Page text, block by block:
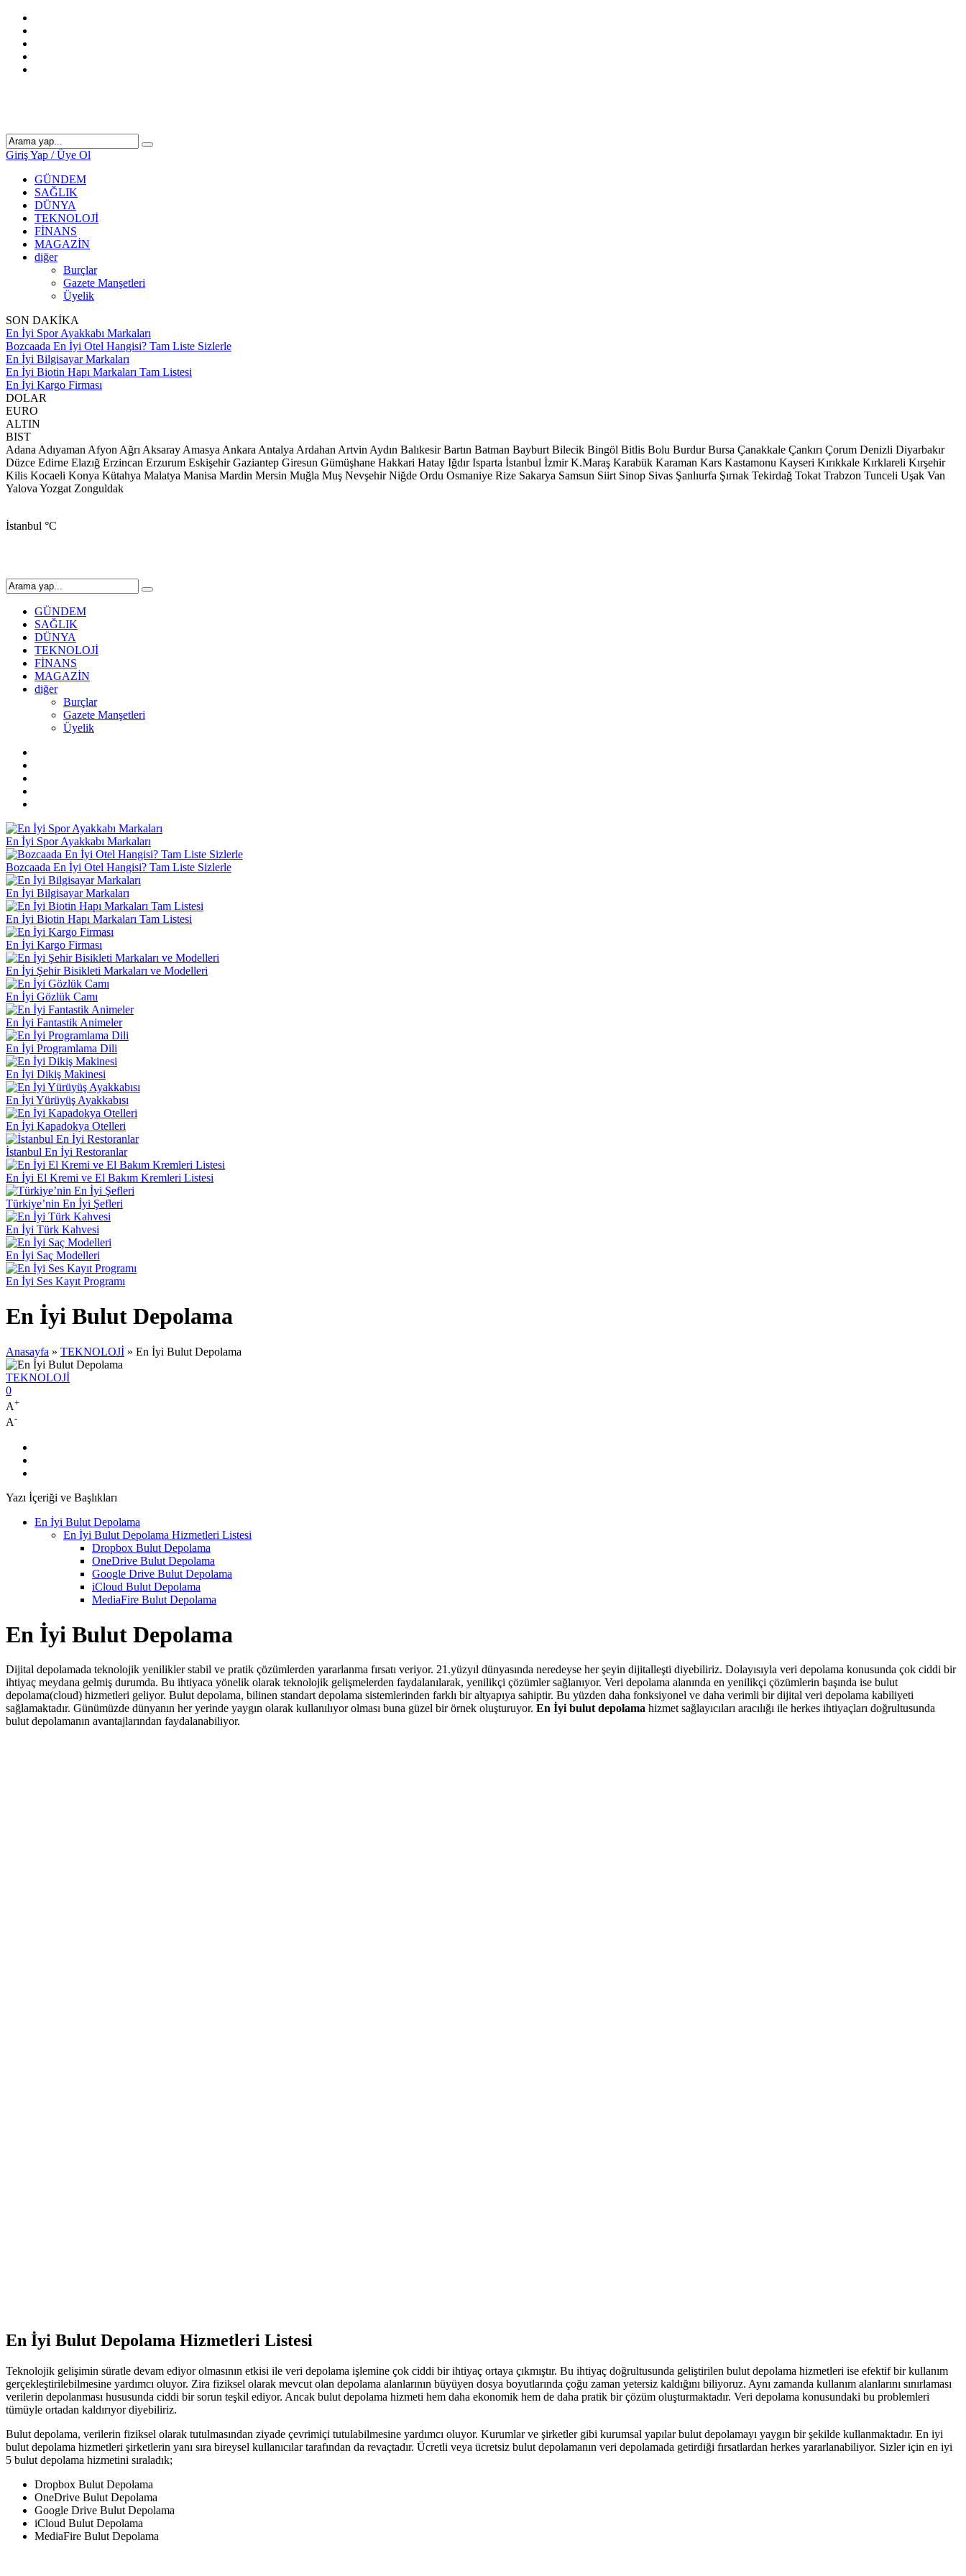
Giriş Yap / Üye Ol
GÜNDEM
SAĞLIK
DÜNYA
TEKNOLOJİ
FİNANS
MAGAZİN
diğer
Burçlar
Gazete Manşetleri
Üyelik
SON DAKİKA
En İyi Spor Ayakkabı Markaları
Bozcaada En İyi Otel Hangisi? Tam Liste Sizlerle
En İyi Bilgisayar Markaları
En İyi Biotin Hapı Markaları Tam Listesi
En İyi Kargo Firması
DOLAR
EURO
ALTIN
BIST
Adana Adıyaman Afyon Ağrı Aksaray Amasya Ankara Antalya Ardahan Artvin Aydın Balıkesir Bartın Batman Bayburt Bilecik Bingöl Bitlis Bolu Burdur Bursa Çanakkale Çankırı Çorum Denizli Diyarbakır
Düzce Edirne Elazığ Erzincan Erzurum Eskişehir Gaziantep Giresun Gümüşhane Hakkari Hatay Iğdır Isparta İstanbul İzmir K.Maraş Karabük Karaman Kars Kastamonu Kayseri Kırıkkale Kırklareli Kırşehir
Kilis Kocaeli Konya Kütahya Malatya Manisa Mardin Mersin Muğla Muş Nevşehir Niğde Ordu Osmaniye Rize Sakarya Samsun Siirt Sinop Sivas Şanlıurfa Şırnak Tekirdağ Tokat Trabzon Tunceli Uşak Van
Yalova Yozgat Zonguldak
İstanbul °C
GÜNDEM
SAĞLIK
DÜNYA
TEKNOLOJİ
FİNANS
MAGAZİN
diğer
Burçlar
Gazete Manşetleri
Üyelik
En İyi Spor Ayakkabı Markaları
Bozcaada En İyi Otel Hangisi? Tam Liste Sizlerle
En İyi Bilgisayar Markaları
En İyi Biotin Hapı Markaları Tam Listesi
En İyi Kargo Firması
En İyi Şehir Bisikleti Markaları ve Modelleri
En İyi Gözlük Camı
En İyi Fantastik Animeler
En İyi Programlama Dili
En İyi Dikiş Makinesi
En İyi Yürüyüş Ayakkabısı
En İyi Kapadokya Otelleri
İstanbul En İyi Restoranlar
En İyi El Kremi ve El Bakım Kremleri Listesi
Türkiye’nin En İyi Şefleri
En İyi Türk Kahvesi
En İyi Saç Modelleri
En İyi Ses Kayıt Programı
En İyi Bulut Depolama
Anasayfa » TEKNOLOJİ » En İyi Bulut Depolama
TEKNOLOJİ
0
A+
A-
Yazı İçeriği ve Başlıkları
En İyi Bulut Depolama
En İyi Bulut Depolama Hizmetleri Listesi
Dropbox Bulut Depolama
OneDrive Bulut Depolama
Google Drive Bulut Depolama
iCloud Bulut Depolama
MediaFire Bulut Depolama
En İyi Bulut Depolama
Dijital depolamada teknolojik yenilikler stabil ve pratik çözümlerden yararlanma fırsatı veriyor. 21.yüzyıl dünyasında neredeyse her şeyin dijitalleşti diyebiliriz. Dolayısıyla veri depolama konusunda çok ciddi bir
ihtiyaç meydana gelmiş durumda. Bu ihtiyaca yönelik olarak teknolojik gelişmelerden faydalanılarak, yenilikçi çözümler sağlanıyor. Veri depolama alanında en yenilikçi çözümlerin başında ise bulut
depolama(cloud) hizmetleri geliyor. Bulut depolama, bilinen standart depolama sistemlerinden farklı bir altyapıya sahiptir. Bu yüzden daha fonksiyonel ve daha verimli bir dijital veri depolama kabiliyeti
sağlamaktadır. Günümüzde dünyanın her yerinde yaygın olarak kullanılıyor olması buna güzel bir örnek oluşturuyor. En İyi bulut depolama hizmet sağlayıcıları aracılığı ile herkes ihtiyaçları doğrultusunda
bulut depolamanın avantajlarından faydalanabiliyor.
En İyi Bulut Depolama Hizmetleri Listesi
Teknolojik gelişimin süratle devam ediyor olmasının etkisi ile veri depolama işlemine çok ciddi bir ihtiyaç ortaya çıkmıştır. Bu ihtiyaç doğrultusunda geliştirilen bulut depolama hizmetleri ise efektif bir kullanım
gerçekleştirilebilmesine yardımcı oluyor. Zira fiziksel olarak mevcut olan depolama alanlarının büyüyen dosya boyutlarında çoğu zaman yetersiz kaldığını biliyoruz. Aynı zamanda kullanım alanlarını sınırlaması
verilerin depolanması hususunda ciddi bir sorun teşkil ediyor. Ancak bulut depolama hizmeti hem daha ekonomik hem de daha pratik bir çözüm oluşturmaktadır. Veri depolama konusundaki bu problemleri
tümüyle ortadan kaldırıyor diyebiliriz.
Bulut depolama, verilerin fiziksel olarak tutulmasından ziyade çevrimiçi tutulabilmesine yardımcı oluyor. Kurumlar ve şirketler gibi kurumsal yapılar bulut depolamayı yaygın bir şekilde kullanmaktadır. En iyi
bulut depolama hizmetleri şirketlerin yanı sıra bireysel kullanıcılar tarafından da revaçtadır. Ücretli veya ücretsiz bulut depolamanın veri depolamada getirdiği fırsatlardan herkes yararlanabiliyor. Sizler için en iyi
5 bulut depolama hizmetini sıraladık;
Dropbox Bulut Depolama
OneDrive Bulut Depolama
Google Drive Bulut Depolama
iCloud Bulut Depolama
MediaFire Bulut Depolama